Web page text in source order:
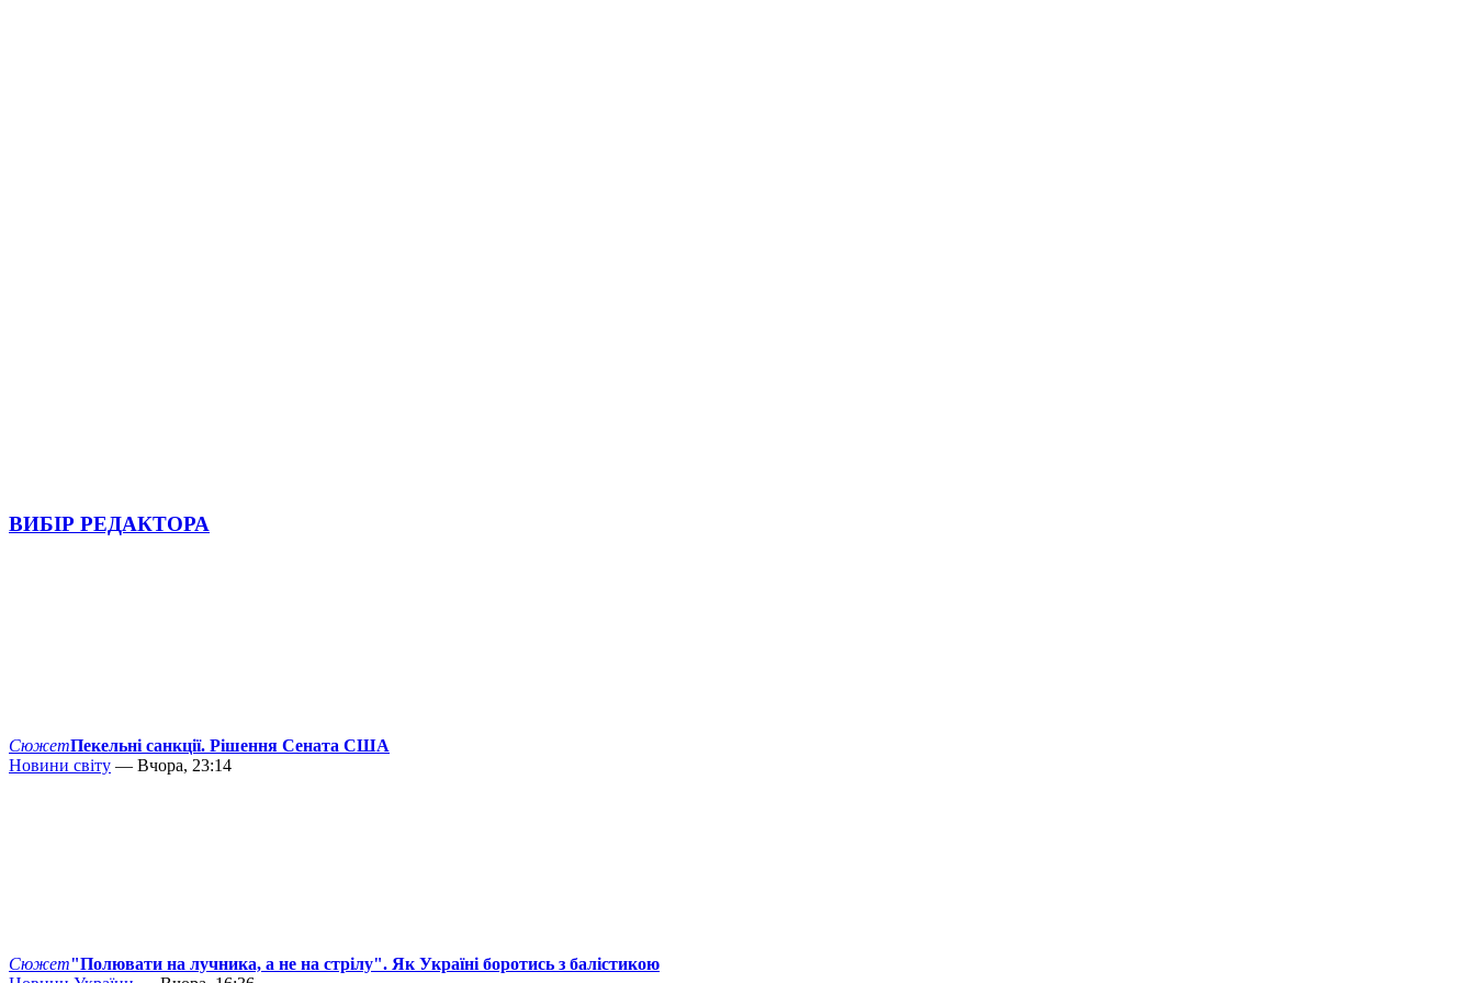
ВИБІР РЕДАКТОРА
СюжетПекельні санкції. Рішення Сената США
Новини світу — Вчора, 23:14
Сюжет"Полювати на лучника, а не на стрілу". Як Україні боротись з балістикою